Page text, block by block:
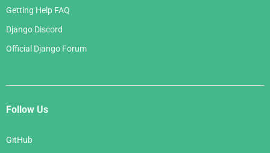
Getting Help FAQ
Django Discord
Official Django Forum
Follow Us
GitHub